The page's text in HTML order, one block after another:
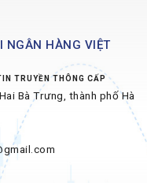
NGÂN HÀNG VIỆT
TRUYỀN THÔNG CẤP
Bà Trưng, thành phố Hà